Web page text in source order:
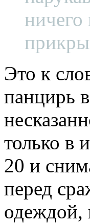
Это к
панцирь
только в
20 и
перед
одеждой,